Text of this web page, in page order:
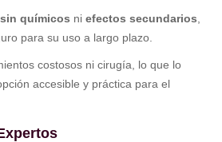
sin químicos ni efectos secundarios
para su uso a largo plazo.
costosos ni cirugía, lo que lo
accesible y práctica para el